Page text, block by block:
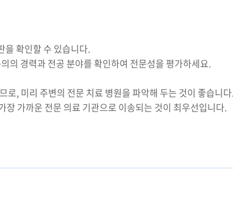
을 확인할 수 있습니다.
의 경력과 전공 분야를 확인하여 전문성을 평가하세요.
로, 미리 주변의 전문 치료 병원을 파악해 두는 것이 좋습니다.
장 가까운 전문 의료 기관으로 이송되는 것이 최우선입니다.